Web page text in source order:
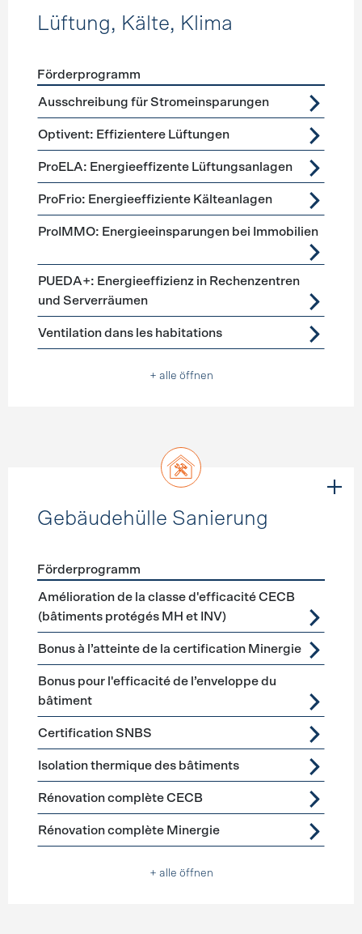
Lüftung, Kälte, Klima
Förderprogramme Lüftung, Kälte, Klima
Förderprogramm
Ausschreibung für Stromeinsparungen
Optivent: Effizientere Lüftungen
ProELA: Energieeffizente Lüftungsanlagen
ProFrio: Energieeffiziente Kälteanlagen
ProIMMO: Energieeinsparungen bei Immobilien
PUEDA+: Energieeffizienz in Rechenzentren
und Serverräumen
Ventilation dans les habitations
+ alle öffnen
Gebäudehülle Sanierung
Förderprogramme Gebäudehülle Sanierung
Förderprogramm
Amélioration de la classe d'efficacité CECB
(bâtiments protégés MH et INV)
Bonus à l’atteinte de la certification Minergie
Bonus pour l'efficacité de l’enveloppe du
bâtiment
Certification SNBS
Isolation thermique des bâtiments
Rénovation complète CECB
Rénovation complète Minergie
+ alle öffnen